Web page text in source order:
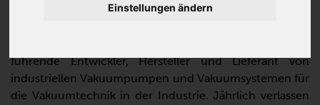
Einstellungen ändern
Wuppertal-Barmen gegründet, wird heute in vierter
führende Entwickler, Hersteller und Lieferant von
industriellen Vakuumpumpen und Vakuumsystemen für
die Vakuumtechnik in der Industrie. Jährlich verlassen